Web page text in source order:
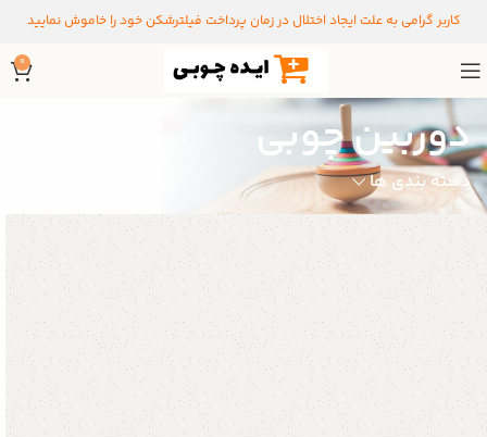
کاربر گرامی به علت ایجاد اختلال در زمان پرداخت فیلترشکن خود را خاموش نمایید
0
دوربین چوبی
دسته بندی ها